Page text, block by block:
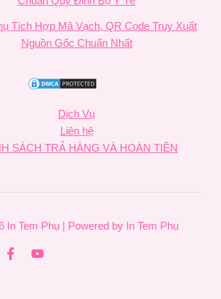
Tích Hợp Mã Vạch, QR Code Truy Xuất
Nguồn Gốc Chuẩn Nhất
Dịch Vụ
Liên hệ
SÁCH TRẢ HÀNG VÀ HOÀN TIỀN
In Tem Phụ | Powered by In Tem Phụ